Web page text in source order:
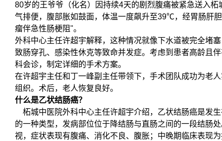
80岁的王爷爷（化名）因持续4天的剧烈腹痛被紧急送入
气排便，腹部胀如鼓面，体温一度飙升至39℃，经胃肠肝
瘤伴急性肠梗阻"。
外科中心主任许超宇解释，这种情况就像下水道被完全堵
致肠穿孔、感染性休克等致命并发症。考虑到患者高龄且
科会诊，制定详细的手术方案。
在许超宇主任和丁一峰副主任带领下，手术团队成功为老
组织。术后，老人恢复良好。
什么是乙状结肠癌？
柘城中医院外科中心主任许超宇介绍，乙状结肠癌是发
的一种类型，发病部位位于降结肠与直肠之间的一段结肠
视，症状表现有腹痛、消化不良、腹胀；中晚期临床表现